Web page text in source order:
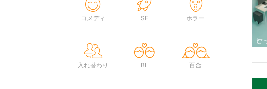
コメディ SF ホラー
入れ替わり BL 百合